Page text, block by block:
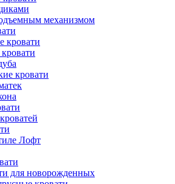
механизмом
кровати
кровати
Лофт
для новорожденных